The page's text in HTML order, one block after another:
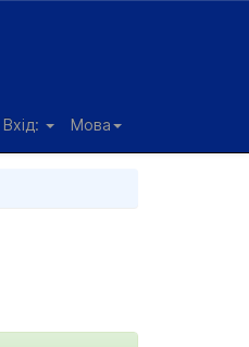
Мова
Вхід: